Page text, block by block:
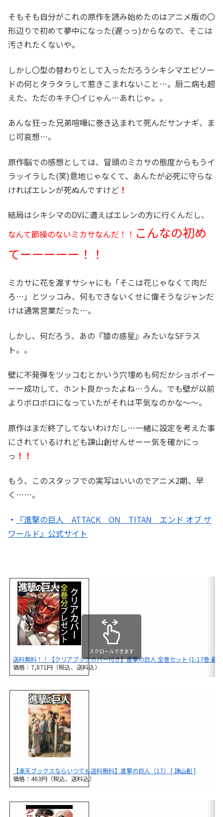
そもそも自分がこれの原作を読み始めたのはアニメ版の〇
形辺りで初めて夢中になった(遅っっ)からなので、そこは
汚されたくないや。
しかし〇型の替わりとして入っただろうシキシマエピソー
ドの何とタラタラして惹きこまれないこと…。厨二病も超
えた、ただのキチ〇イじゃん…あれじゃ。。
あんな狂った兄弟喧嘩に巻き込まれて死んだサンナギ、ま
じ可哀想…。
原作脳での感想としては、冒頭のミカサの態度からもうイ
ラッイラした(笑)意地じゃなくて、あんたが必死に守らな
ければエレンが死ぬんですけど ！
結局はシキシマのDVに遭えばエレンの方に行くんだし、
なんて節操のないミカサなんだ！！ こんなの初め
てーーーーー！！
ミカサに花を渡すサシャにも「そこは花じゃなくて肉だ
ろ…」とツッコみ、何もできないくせに偉そうなジャンだ
けは通常営業だった…。
しかし、何だろう、あの『猿の惑星』みたいなSFラス
ト。。
壁に不発弾をツッコむとかいう穴埋めも何だかショボイー
ーー成功して、ホント良かったよね…うん。でも壁が以前
よりボロボロになっていたがそれは平気なのかな～～。
原作はまだ終了してないわけだし…一緒に設定を考えた事
にされているけれども諫山創せんせーー気を確かにっ
っ ！！
もう、このスタッフでの実写はいいのでアニメ2期、早
く……。
・
『進撃の巨人 ATTACK ON TITAN エンド オブ ザ
ワールド』公式サイト
送料無料！！【クリアブックカバー付き】進撃の巨人 全巻セット (1-17巻 最
価格：7,871円（税込、送料込）
スクロールできます
【楽天ブックスならいつでも送料無料】進撃の巨人（17） [ 諫山創 ]
価格：463円（税込、送料込）